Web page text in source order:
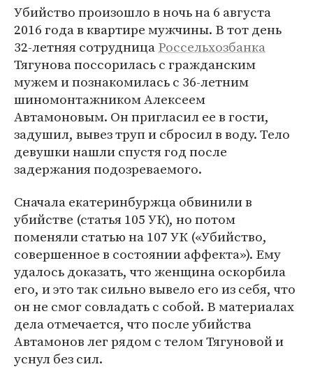
Убийство произошло в ночь на 6 августа
2016 года в квартире мужчины. В тот день
32-летняя сотрудницаРоссельхозбанка
Тягунова поссорилась с гражданским
мужем и познакомилась с 36-летним
шиномонтажником Алексеем
Автамоновым. Он пригласил ее в гости,
задушил, вывез труп и сбросил в воду. Тело
девушки нашли спустя год после
задержания подозреваемого.
Сначала екатеринбуржца обвинили в
убийстве (статья 105 УК), но потом
поменяли статью на 107 УК («Убийство,
совершенное в состоянии аффекта»). Ему
удалось доказать, что женщина оскорбила
его, и это так сильно вывело его из себя, что
он не смог совладать с собой. В материалах
дела отмечается, что после убийства
Автамонов лег рядом с телом Тягуновой и
уснул без сил.